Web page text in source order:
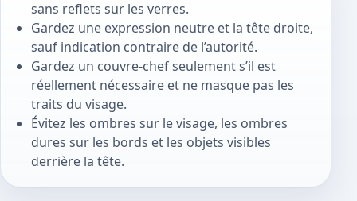
sans reflets sur les verres.
Gardez une expression neutre et la tête droite,
sauf indication contraire de l’autorité.
Gardez un couvre-chef seulement s’il est
réellement nécessaire et ne masque pas les
traits du visage.
Évitez les ombres sur le visage, les ombres
dures sur les bords et les objets visibles
derrière la tête.